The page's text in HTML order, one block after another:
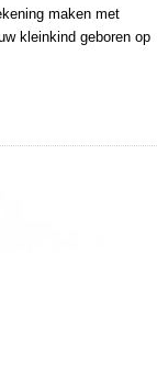
maken met
kleinkind geboren op